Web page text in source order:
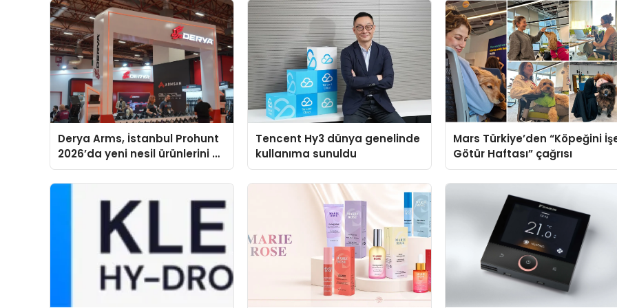
Derya Arms, İstanbul Prohunt
2026’da yeni nesil ürünlerini ve
global marka vizyonunu
sergiledi
Tencent Hy3 dünya genelinde
kullanıma sunuldu
Mars Türkiye’den “Köpeğini
Götür Haftası” çağrısı